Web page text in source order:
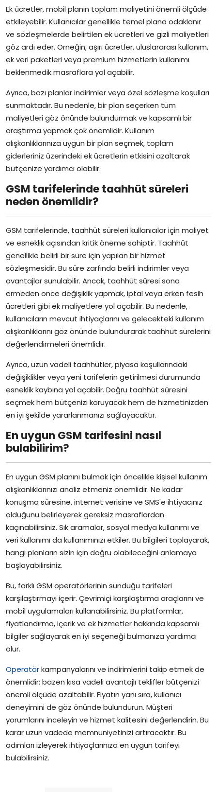
Ek ücretler, mobil planın toplam maliyetini önemli ölçüde
etkileyebilir. Kullanıcılar genellikle temel plana odaklanır
ve sözleşmelerde belirtilen ek ücretleri ve gizli maliyetleri
göz ardı eder. Örneğin, aşırı ücretler, uluslararası kullanım,
ek veri paketleri veya premium hizmetlerin kullanımı
beklenmedik masraflara yol açabilir.
Ayrıca, bazı planlar indirimler veya özel sözleşme koşulları
sunmaktadır. Bu nedenle, bir plan seçerken tüm
maliyetleri göz önünde bulundurmak ve kapsamlı bir
araştırma yapmak çok önemlidir. Kullanım
alışkanlıklarınıza uygun bir plan seçmek, toplam
giderleriniz üzerindeki ek ücretlerin etkisini azaltarak
bütçenize yardımcı olabilir.
GSM tarifelerinde taahhüt süreleri
neden önemlidir?
GSM tarifelerinde, taahhüt süreleri kullanıcılar için maliyet
ve esneklik açısından kritik öneme sahiptir. Taahhüt
genellikle belirli bir süre için yapılan bir hizmet
sözleşmesidir. Bu süre zarfında belirli indirimler veya
avantajlar sunulabilir. Ancak, taahhüt süresi sona
ermeden önce değişiklik yapmak, iptal veya erken fesih
ücretleri gibi ek maliyetlere yol açabilir. Bu nedenle,
kullanıcıların mevcut ihtiyaçlarını ve gelecekteki kullanım
alışkanlıklarını göz önünde bulundurarak taahhüt sürelerini
değerlendirmeleri önemlidir.
Ayrıca, uzun vadeli taahhütler, piyasa koşullarındaki
değişiklikler veya yeni tarifelerin getirilmesi durumunda
esneklik kaybına yol açabilir. Doğru taahhüt süresini
seçmek hem bütçenizi koruyacak hem de hizmetinizden
en iyi şekilde yararlanmanızı sağlayacaktır.
En uygun GSM tarifesini nasıl
bulabilirim?
En uygun GSM planını bulmak için öncelikle kişisel kullanım
alışkanlıklarınızı analiz etmeniz önemlidir. Ne kadar
konuşma süresine, internet verisine ve SMS'e ihtiyacınız
olduğunu belirleyerek gereksiz masraflardan
kaçınabilirsiniz. Sık aramalar, sosyal medya kullanımı ve
veri kullanımı da kullanımınızı etkiler. Bu bilgileri toplayarak,
hangi planların sizin için doğru olabileceğini anlamaya
başlayabilirsiniz.
Bu, farklı GSM operatörlerinin sunduğu tarifeleri
karşılaştırmayı içerir. Çevrimiçi karşılaştırma araçlarını ve
mobil uygulamaları kullanabilirsiniz. Bu platformlar,
fiyatlandırma, içerik ve ek hizmetler hakkında kapsamlı
bilgiler sağlayarak en iyi seçeneği bulmanıza yardımcı
olur.
Operatörkampanyalarını ve indirimlerini takip etmek de
önemlidir; bazen kısa vadeli avantajlı teklifler bütçenizi
önemli ölçüde azaltabilir. Fiyatın yanı sıra, kullanıcı
deneyimini de göz önünde bulundurun. Müşteri
yorumlarını inceleyin ve hizmet kalitesini değerlendirin. Bu
karar uzun vadede memnuniyetinizi artıracaktır. Bu
adımları izleyerek ihtiyaçlarınıza en uygun tarifeyi
bulabilirsiniz.